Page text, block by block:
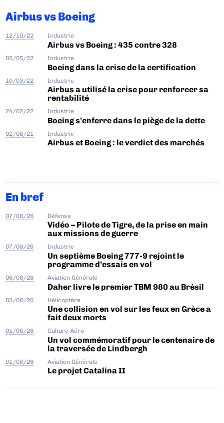
Airbus vs Boeing
12/10/22 Industrie
Airbus vs Boeing : 435 contre 328
05/05/22 Industrie
Boeing dans la crise de la certification
10/03/22 Industrie
Airbus a utilisé la crise pour renforcer sa
rentabilité
24/02/22 Industrie
Boeing s’enferre dans le piège de la dette
02/08/21 Industrie
Airbus et Boeing : le verdict des marchés
En bref
07/08/26 Défense
Vidéo – Pilote de Tigre, de la prise en main
aux missions de guerre
07/08/26 Industrie
Un septième Boeing 777-9 rejoint le
programme d’essais en vol
06/08/26 Aviation Générale
Daher livre le premier TBM 980 au Brésil
03/08/26 Hélicoptère
Une collision en vol sur les feux en Grèce a
fait deux morts
01/08/26 Culture Aéro
Un vol commémoratif pour le centenaire de
la traversée de Lindbergh
01/08/26 Aviation Générale
Le projet Catalina II